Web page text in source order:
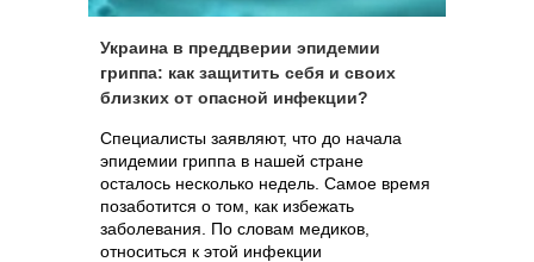
Украина в преддверии эпидемии
гриппа: как защитить себя и своих
близких от опасной инфекции?
Специалисты заявляют, что до начала
эпидемии гриппа в нашей стране
осталось несколько недель. Самое время
позаботится о том, как избежать
заболевания. По словам медиков,
относиться к этой инфекции